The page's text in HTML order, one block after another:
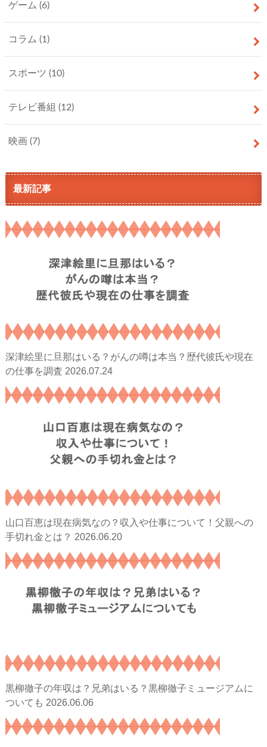
ゲーム (6)
コラム (1)
スポーツ (10)
テレビ番組 (12)
映画 (7)
最新記事
深津絵里に旦那はいる？がんの噂は本当？歴代彼氏や現在
の仕事を調査 2026.07.24
山口百恵は現在病気なの？収入や仕事について！父親への
手切れ金とは？ 2026.06.20
黒柳徹子の年収は？兄弟はいる？黒柳徹子ミュージアムに
ついても 2026.06.06